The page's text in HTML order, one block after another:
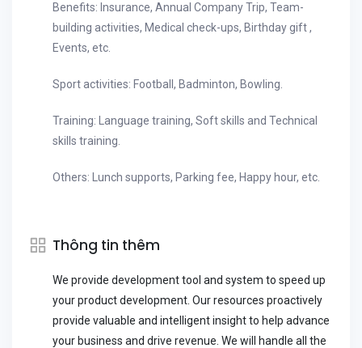
Benefits: Insurance, Annual Company Trip, Team-
building activities, Medical check-ups, Birthday gift ,
Events, etc.
Sport activities: Football, Badminton, Bowling.
Training: Language training, Soft skills and Technical
skills training.
Others: Lunch supports, Parking fee, Happy hour, etc.
Thông tin thêm
We provide development tool and system to speed up
your product development. Our resources proactively
provide valuable and intelligent insight to help advance
your business and drive revenue. We will handle all the